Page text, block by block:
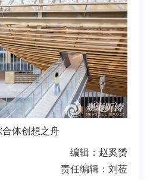
合体创想之舟
编辑：赵奚赟
责任编辑：刘莅